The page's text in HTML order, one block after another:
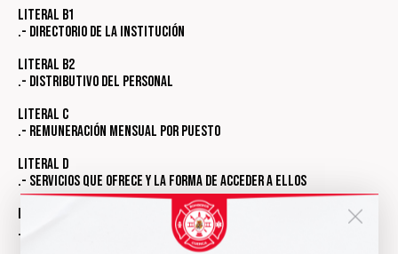
Literal b1
.- Directorio de la Institución
Literal b2
.- Distributivo del Personal
Literal c
.- Remuneración mensual por puesto
Literal d
.- Servicios que ofrece y la forma de acceder a ellos
Literal e
.- Texto íntegro de contratos colectivos vigentes